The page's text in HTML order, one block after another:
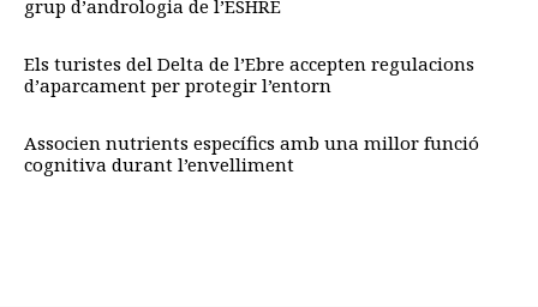
grup d’andrologia de l’ESHRE
Els turistes del Delta de l’Ebre accepten regulacions
d’aparcament per protegir l’entorn
Associen nutrients específics amb una millor funció
cognitiva durant l’envelliment